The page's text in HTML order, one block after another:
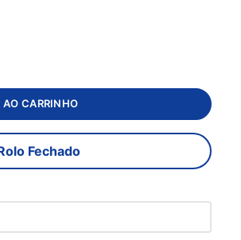
CARRINHO
Fechado